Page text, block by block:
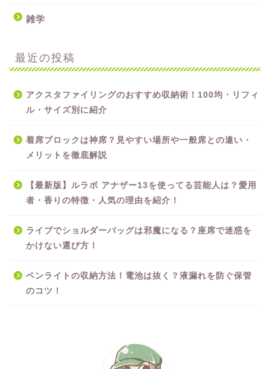
雑学
最近の投稿
アクスタファイリングのおすすめ収納術！100均・リフィ
ル・サイズ別に紹介
着席ブロックは神席？見やすい場所や一般席との違い・
メリットを徹底解説
【最新版】ルラボ アナザー13を使ってる芸能人は？愛用
者・香りの特徴・人気の理由を紹介！
ライブでショルダーバッグは邪魔になる？座席で迷惑を
かけない選び方！
ペンライトの収納方法！電池は抜く？液漏れを防ぐ保管
のコツ！